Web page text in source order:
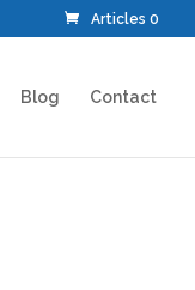
Articles 0
Blog Contact